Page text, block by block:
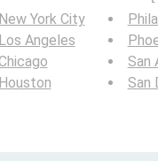
New York City
Los Angeles
Houston
San
San